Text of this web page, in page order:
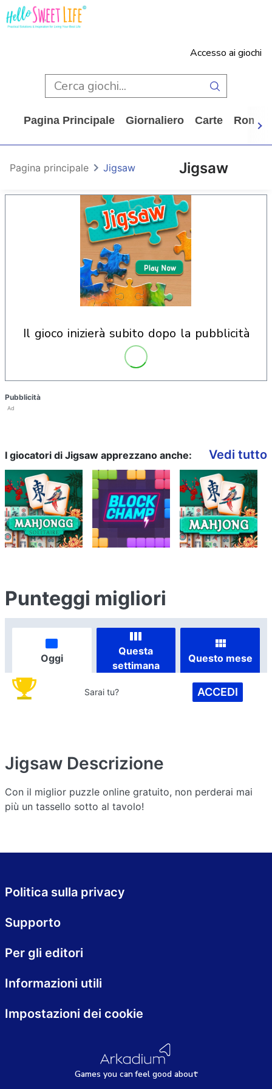
Accesso ai giochi
Pagina Principale Giornaliero Carte
Jigsaw
Pagina principale Jigsaw
il gioco inizierà subito dopo la pubblicità
Pubblicità
Ad
I giocatori di Jigsaw apprezzano anche: Vedi tutto
Punteggi migliori
Oggi
Questa
settimana
Questo mese
Sarai tu? ACCEDI
Jigsaw Descrizione
Con il miglior puzzle online gratuito, non perderai mai
più un tassello sotto al tavolo!
Games you canfeel good about
Politica sulla privacy
Supporto
Per gli editori
Informazioni utili
Impostazioni dei cookie